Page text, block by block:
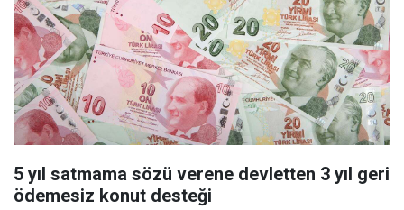
5 yıl satmama sözü verene devletten 3 yıl geri
ödemesiz konut desteği